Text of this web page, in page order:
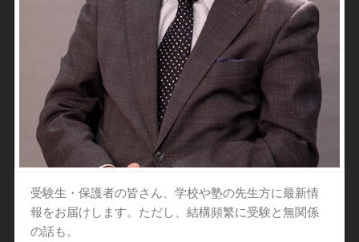
受験生・保護者の皆さん、学校や塾の先生方に最新情
報をお届けします。ただし、結構頻繁に受験と無関係
の話も。